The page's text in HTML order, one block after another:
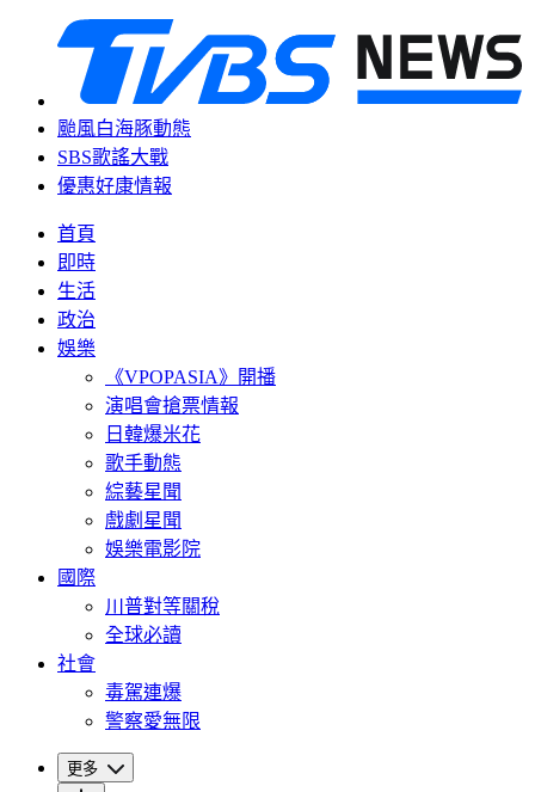
颱風白海豚動態
SBS歌謠大戰
優惠好康情報
首頁
即時
生活
政治
娛樂
《VPOPASIA》開播
演唱會搶票情報
日韓爆米花
歌手動態
綜藝星聞
戲劇星聞
娛樂電影院
國際
川普對等關稅
全球必讀
社會
毒駕連爆
警察愛無限
更多